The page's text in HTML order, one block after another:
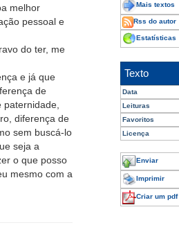
melhor
pessoal e
do ter, me
e já que
de
diferença de
sem buscá-lo
seja a
o que posso
mesmo com a
Mais textos
Rss do autor
Estatísticas
Texto
Data
Leituras
Favoritos
Licença
Enviar
Imprimir
Criar um pdf